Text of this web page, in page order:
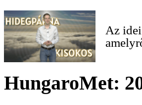
Az
HungaroMet: